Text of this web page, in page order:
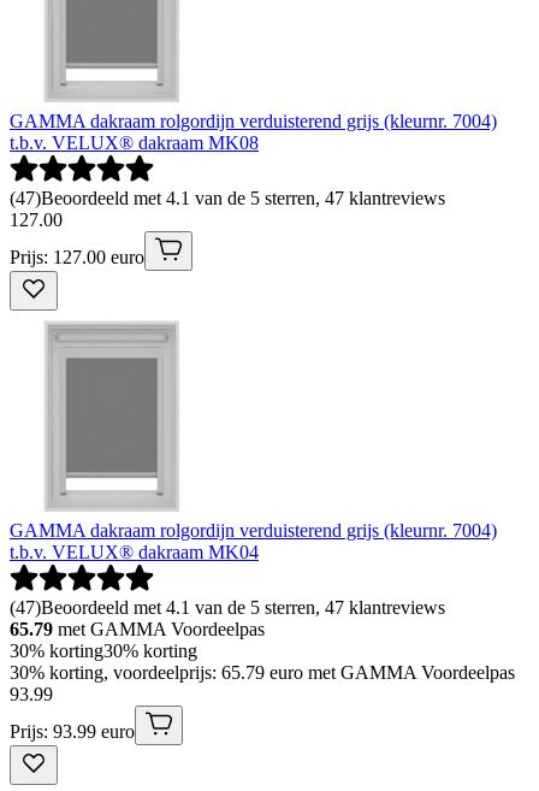
GAMMA dakraam rolgordijn verduisterend grijs (kleurnr. 7004)
t.b.v. VELUX® dakraam MK08
(47)Beoordeeld met 4.1 van de 5 sterren, 47 klantreviews
127.00
Prijs: 127.00 euro
GAMMA dakraam rolgordijn verduisterend grijs (kleurnr. 7004)
t.b.v. VELUX® dakraam MK04
(47)Beoordeeld met 4.1 van de 5 sterren, 47 klantreviews
65.79 met GAMMA Voordeelpas
30% korting30% korting
30% korting, voordeelprijs: 65.79 euro met GAMMA Voordeelpas
93.99
Prijs: 93.99 euro